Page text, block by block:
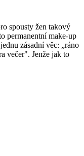
spousty žen takový
permanentní make-up
zásadní věc: „ráno
večer". Jenže jak to